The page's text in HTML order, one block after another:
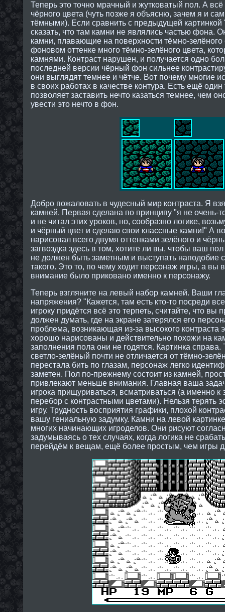
Теперь это точно мрачный и жутковатый пол. А всё
чёрного цвета (чуть позже я объясню, зачем я и
тёмными). Если сравнить с предыдущей
сказать, что там камни не являлись частью фона.
камни, плавающие на поверхности тёмно-зелёного
фоновом оттенке много тёмно-зелёного цвета,
камнями. Контраст нарушен, и получается одно
последней версии чёрный фон сильнее
они выглядят темнее и чётче. Вот почему многие
в своих работах в качестве контура. Есть ещё
позволяет заставить нечто казаться темнее, чем
увести это нечто в фон.
Добро пожаловать в чудесный мир контраста. Я
камней. Первая сделана по принципу "я не очень-
и не читал этих уроков, но, сообразно логике,
и чёрный цвет и сделаю свои классные камни!" А
нарисовал всего двумя оттенками зелёного и
загвоздка здесь в том, хотите ли вы, чтобы ваш
не должен быть заметным и выступать наподобие
такого. Это то, по чему ходит персонаж игры, а вы
внимание было приковано именно к персонажу.
Теперь взгляните на левый набор камней. Ваши
напряжения? "Кажетcя, там есть кто-то посреди
игроку придётся всё это терпеть, считайте, что вы
должен думать, где на экране затерялся его
проблема, возникающая из-за высокого контраста
хорошо нарисованы и действительно похожи на
заполнения пола они не годятся. Картинка справа.
светло-зелёный почти не отличается от тёмно-
перестала бить по глазам, персонаж легко
заметен. Пол по-прежнему состоит из камней,
привлекают меньше внимания. Главная ваша
игрока прищуриваться, всматриваться (а именно к
перебор с контрастными цветами). Нельзя терять
игру. Трудность восприятия графики, плохой
вашу гениальную задумку. Камни на левой
многих начинающих игроделов. Они рисуют
задумываясь о тех случаях, когда логика не
перейдём к вещам, ещё более простым, чем игры